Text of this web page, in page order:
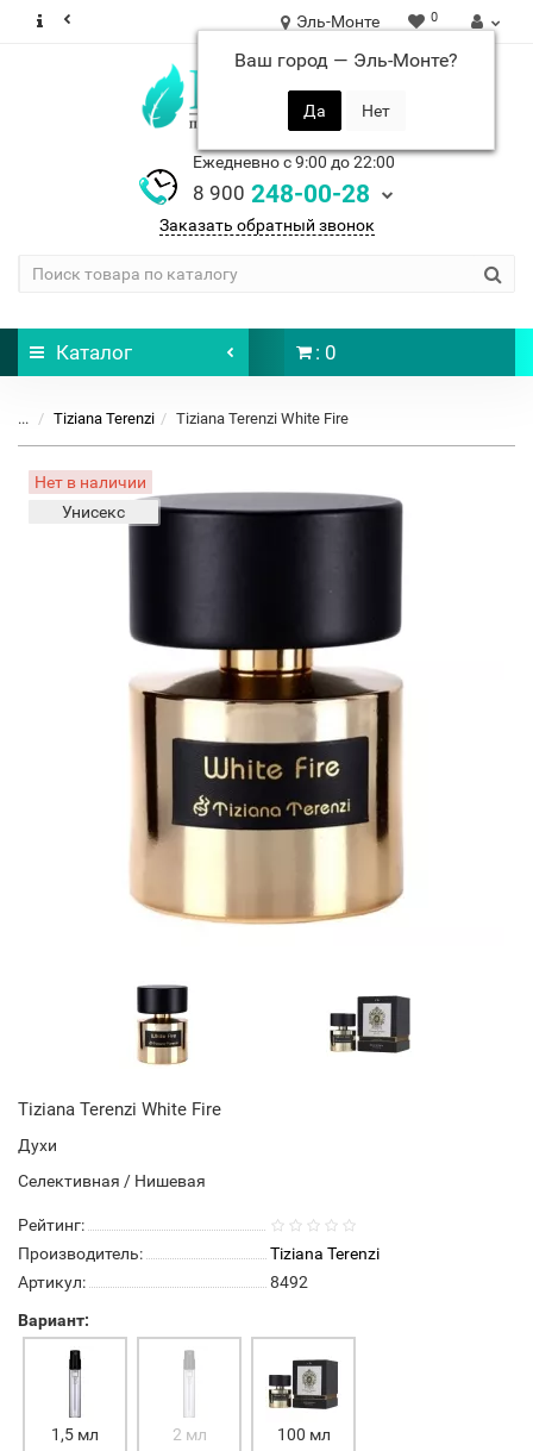
Эль-Монте
Ваш город — Эль-Монте?
0
Ежедневно с 9:00 до 22:00
8 900 248-00-28
Заказать обратный звонок
Каталог : 0
... Tiziana Terenzi Tiziana Terenzi White Fire
Нет в наличии
Унисекс
Tiziana Terenzi White Fire
Духи
Селективная / Нишевая
Рейтинг:
Производитель:
Tiziana Terenzi
Артикул:
8492
Вариант:
1,5 мл 2 мл 100 мл